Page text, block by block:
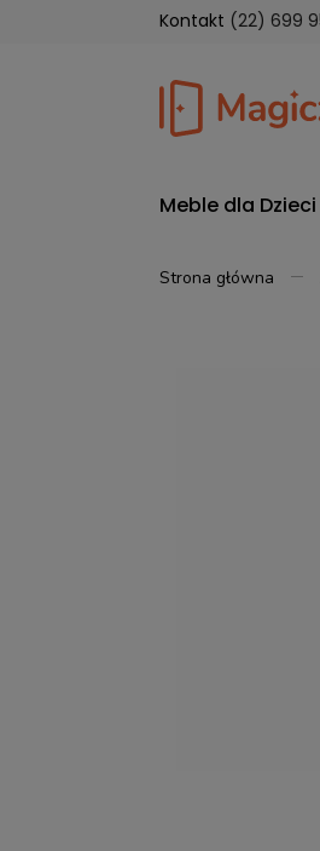
Kontakt (22) 699
Meble dla Dzieci
Strona główna